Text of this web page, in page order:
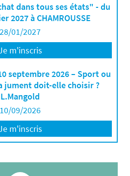
dans tous ses états" - du
2027 à CHAMROUSSE
28/01/2027
m'inscris
septembre 2026 – Sport ou
jument doit-elle choisir ?
L.Mangold
10/09/2026
m'inscris